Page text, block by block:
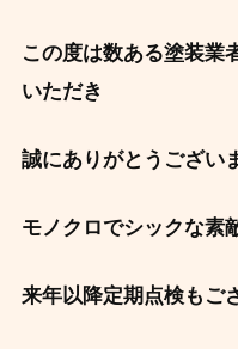
この度は数ある塗装業
いただき
誠にありがとうござい
モノクロでシックな素
来年以降定期点検もご